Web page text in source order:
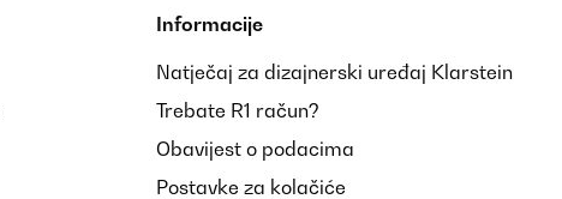
Informacije
Natječaj za dizajnerski uređaj Klarstein
Trebate R1 račun?
Obavijest o podacima
Postavke za kolačiće